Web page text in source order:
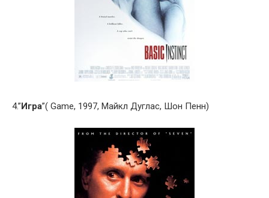
4.”Игра”( Game, 1997, Майкл Дуглас, Шон Пенн)